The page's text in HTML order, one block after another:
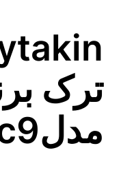
ترک
مدلA2125c9